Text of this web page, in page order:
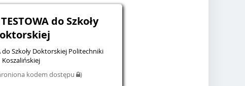
do Szkoły
do Szkoły Doktorskiej Politechniki
Koszalińskiej
kodem dostępu
)